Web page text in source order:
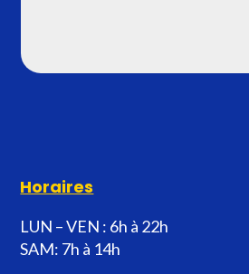
Horaires
LUN – VEN : 6h à 22h
SAM: 7h à 14h